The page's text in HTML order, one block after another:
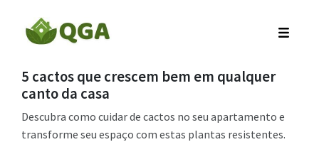
5 cactos que crescem bem em qualquer
canto da casa
Descubra como cuidar de cactos no seu apartamento e
transforme seu espaço com estas plantas resistentes.